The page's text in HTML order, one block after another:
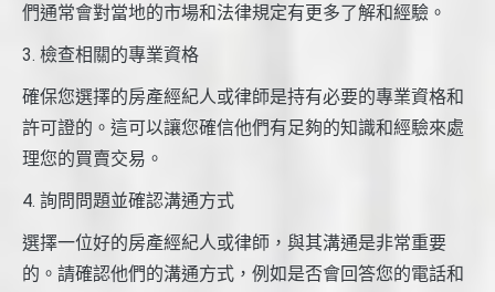
們通常會對當地的市場和法律規定有更多了解和經驗。
3. 檢查相關的專業資格
確保您選擇的房產經紀人或律師是持有必要的專業資格和
許可證的。這可以讓您確信他們有足夠的知識和經驗來處
理您的買賣交易。
4. 詢問問題並確認溝通方式
選擇一位好的房產經紀人或律師，與其溝通是非常重要
的。請確認他們的溝通方式，例如是否會回答您的電話和